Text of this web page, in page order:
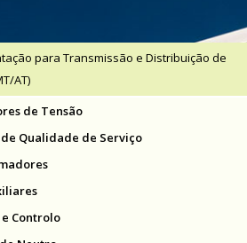
para Transmissão e Distribuição de
AT)
de Tensão
de Qualidade de Serviço
Controlo